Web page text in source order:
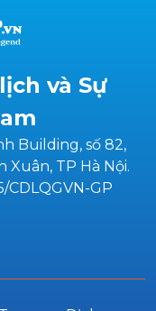
và Sự
Building, số 82,
Xuân, TP Hà Nội.
CDLQGVN-GP